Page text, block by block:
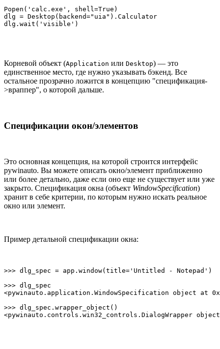
Popen('calc.exe', shell=True)
dlg = Desktop(backend="uia").Calculator
dlg.wait('visible')
Корневой объект (Application или Desktop) — это
единственное место, где нужно указывать бэкенд. Все
остальное прозрачно ложится в концепцию "спецификация-
>враппер", о которой дальше.
Спецификации окон/элементов
Это основная концепция, на которой строится интерфейс
pywinauto. Вы можете описать окно/элемент приближенно
или более детально, даже если оно еще не существует или уже
закрыто. Спецификация окна (объект WindowSpecification)
хранит в себе критерии, по которым нужно искать реальное
окно или элемент.
Пример детальной спецификации окна:
>>> dlg_spec = app.window(title='Untitled - Notepad')
>>> dlg_spec
<pywinauto.application.WindowSpecification object at
>>> dlg_spec.wrapper_object()
<pywinauto.controls.win32_controls.DialogWrapper object